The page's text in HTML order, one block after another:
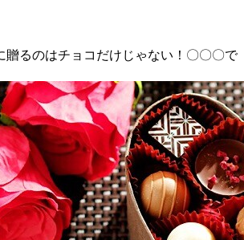
贈るのはチョコだけじゃない！〇〇〇で